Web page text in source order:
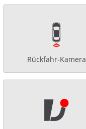
Rückfahr-Kamera